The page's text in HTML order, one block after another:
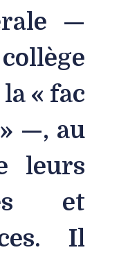
—
« fac
—, au
leurs
et
Il